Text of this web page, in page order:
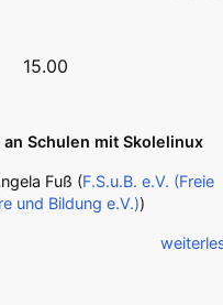
15.00
Schulen mit Skolelinux
Fuß (F.S.u.B. e.V. (Freie
und Bildung e.V.))